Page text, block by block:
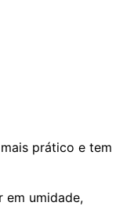
prático e tem
em umidade,